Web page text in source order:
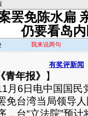
罢免陈水扁
仍要看岛
我来说两句
有奖评新闻
年报》 】
6日电中国国民
免台湾当局领导
，台“立法院”预